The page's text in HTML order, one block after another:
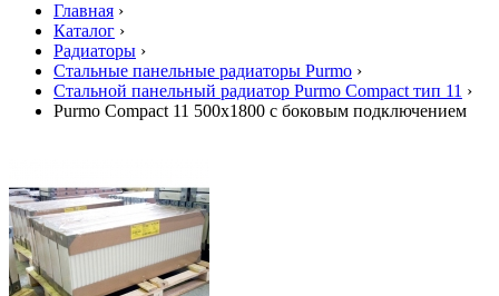
Главная ›
Каталог ›
Радиаторы ›
Стальные панельные радиаторы Purmo ›
Стальной панельный радиатор Purmo Compact тип 11 ›
Purmo Compact 11 500х1800 с боковым подключением